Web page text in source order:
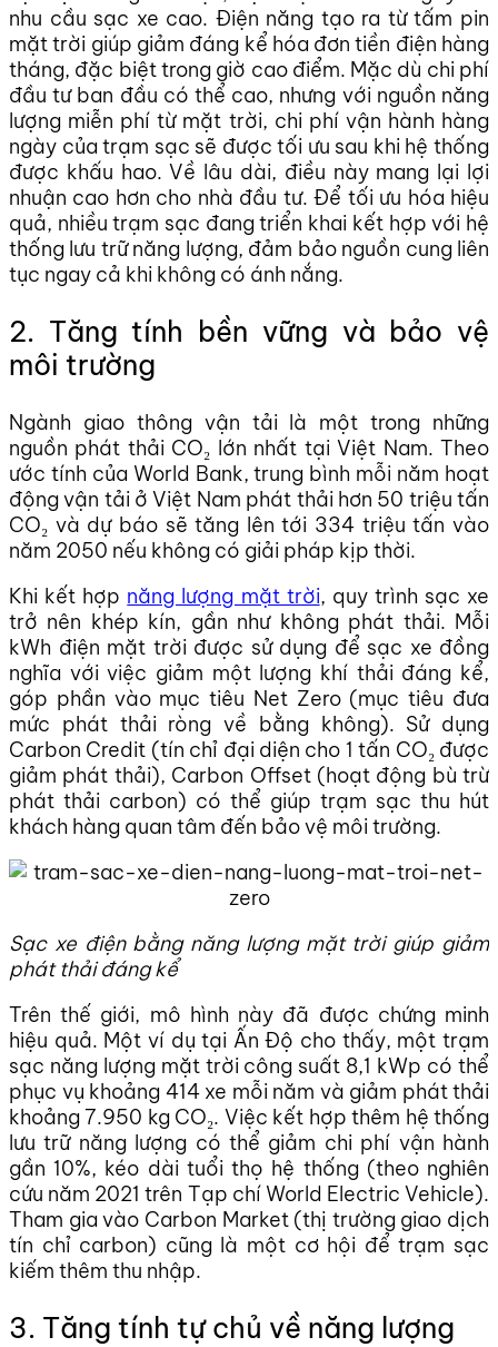
nhu cầu sạc xe cao. Điện năng tạo ra từ tấm pin
mặt trời giúp giảm đáng kể hóa đơn tiền điện hàng
tháng, đặc biệt trong giờ cao điểm. Mặc dù chi phí
đầu tư ban đầu có thể cao, nhưng với nguồn năng
lượng miễn phí từ mặt trời, chi phí vận hành hàng
ngày của trạm sạc sẽ được tối ưu sau khi hệ thống
được khấu hao. Về lâu dài, điều này mang lại lợi
nhuận cao hơn cho nhà đầu tư. Để tối ưu hóa hiệu
quả, nhiều trạm sạc đang triển khai kết hợp với hệ
thống lưu trữ năng lượng, đảm bảo nguồn cung liên
tục ngay cả khi không có ánh nắng.
2. Tăng tính bền vững và bảo vệ
môi trường
Ngành giao thông vận tải là một trong những
nguồn phát thải CO₂ lớn nhất tại Việt Nam. Theo
ước tính của World Bank, trung bình mỗi năm hoạt
động vận tải ở Việt Nam phát thải hơn 50 triệu tấn
CO₂ và dự báo sẽ tăng lên tới 334 triệu tấn vào
năm 2050 nếu không có giải pháp kịp thời.
Khi kết hợp năng lượng mặt trời, quy trình sạc xe
trở nên khép kín, gần như không phát thải. Mỗi
kWh điện mặt trời được sử dụng để sạc xe đồng
nghĩa với việc giảm một lượng khí thải đáng kể,
góp phần vào mục tiêu Net Zero (mục tiêu đưa
mức phát thải ròng về bằng không). Sử dụng
Carbon Credit (tín chỉ đại diện cho 1 tấn CO₂ được
giảm phát thải), Carbon Offset (hoạt động bù trừ
phát thải carbon) có thể giúp trạm sạc thu hút
khách hàng quan tâm đến bảo vệ môi trường.
Sạc xe điện bằng năng lượng mặt trời giúp giảm
phát thải đáng kể
Trên thế giới, mô hình này đã được chứng minh
hiệu quả. Một ví dụ tại Ấn Độ cho thấy, một trạm
sạc năng lượng mặt trời công suất 8,1 kWp có thể
phục vụ khoảng 414 xe mỗi năm và giảm phát thải
khoảng 7.950 kg CO₂. Việc kết hợp thêm hệ thống
lưu trữ năng lượng có thể giảm chi phí vận hành
gần 10%, kéo dài tuổi thọ hệ thống (theo nghiên
cứu năm 2021 trên Tạp chí World Electric Vehicle).
Tham gia vào Carbon Market (thị trường giao dịch
tín chỉ carbon) cũng là một cơ hội để trạm sạc
kiếm thêm thu nhập.
3. Tăng tính tự chủ về năng lượng